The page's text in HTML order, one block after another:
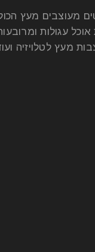
מעוצבים מעץ
אוכל עגולות
מעץ לטלויזיה